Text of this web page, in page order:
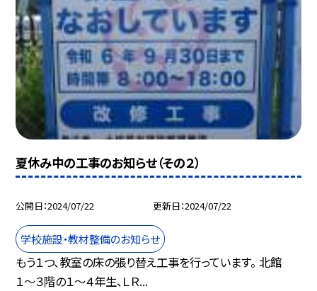
夏休み中の工事のお知らせ（その２）
公開日 2024/07/22 更新日 2024/07/22
学校施設・教材整備のお知らせ
もう１つ、教室の床の張り替え工事を行っています。 北館
１〜３階の１〜４年生、ＬＲ...